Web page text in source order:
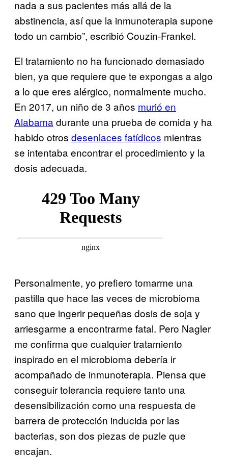
nada a sus pacientes más allá de la
abstinencia, así que la inmunoterapia supone
todo un cambio”, escribió Couzin-Frankel.
El tratamiento no ha funcionado demasiado
bien, ya que requiere que te expongas a algo
a lo que eres alérgico, normalmente mucho.
En 2017, un niño de 3 años murió en
Alabama durante una prueba de comida y ha
habido otros desenlaces fatídicos mientras
se intentaba encontrar el procedimiento y la
dosis adecuada.
Personalmente, yo prefiero tomarme una
pastilla que hace las veces de microbioma
sano que ingerir pequeñas dosis de soja y
arriesgarme a encontrarme fatal. Pero Nagler
me confirma que cualquier tratamiento
inspirado en el microbioma debería ir
acompañado de inmunoterapia. Piensa que
conseguir tolerancia requiere tanto una
desensibilización como una respuesta de
barrera de protección inducida por las
bacterias, son dos piezas de puzle que
encajan.